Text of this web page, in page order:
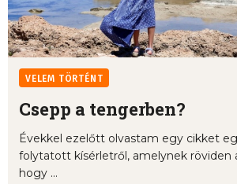
VELEM TÖRTÉNT
Csepp a tengerben?
Évekkel ezelőtt olvastam egy cikket
folytatott kísérletről, amelynek röviden
hogy ...